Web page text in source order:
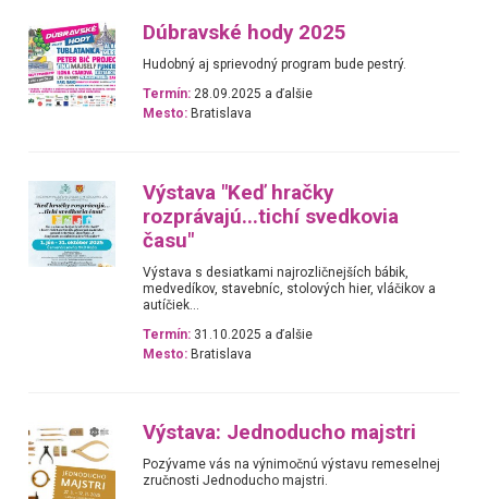
Dúbravské hody 2025
Hudobný aj sprievodný program bude pestrý.
Termín: 28.09.2025 a ďalšie
Mesto: Bratislava
Výstava "Keď hračky
rozprávajú...tichí svedkovia
času"
Výstava s desiatkami najrozličnejších bábik,
medvedíkov, stavebníc, stolových hier, vláčikov a
autíčiek...
Termín: 31.10.2025 a ďalšie
Mesto: Bratislava
Výstava: Jednoducho majstri
Pozývame vás na výnimočnú výstavu remeselnej
zručnosti Jednoducho majstri.